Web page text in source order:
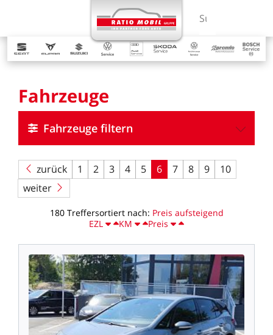
Suchbegriff
Fahrzeuge
Fahrzeuge filtern
zurück 1 2 3 4 5 6 7 8 9
10
weiter
180 Treffersortiert nach: Preis aufsteigend
EZL
KM Preis